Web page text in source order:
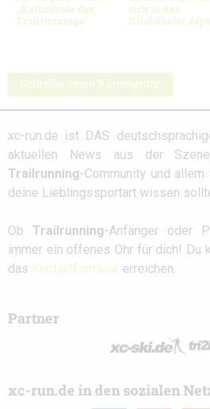
„Kathedrale des
Trailrunnings“
sich in den
Kitzbüheler
Schreibe einen Kommentar
xc-run.de ist DAS
aktuellen News aus der
Trailrunning-Community und
deine Lieblingssportart wissen
Ob Trailrunning-Anfänger oder
immer ein offenes Ohr für dich! Du
das Kontaktformular erreichen.
Partner
xc-run.de in den sozialen